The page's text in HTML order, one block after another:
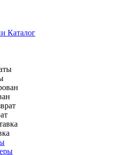
Каталог